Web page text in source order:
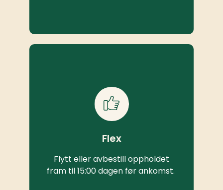
Flex
Flytt eller avbestill oppholdet
fram til 15:00 dagen før ankomst.